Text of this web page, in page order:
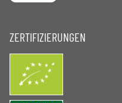
ZERTIFIZIERUNGEN